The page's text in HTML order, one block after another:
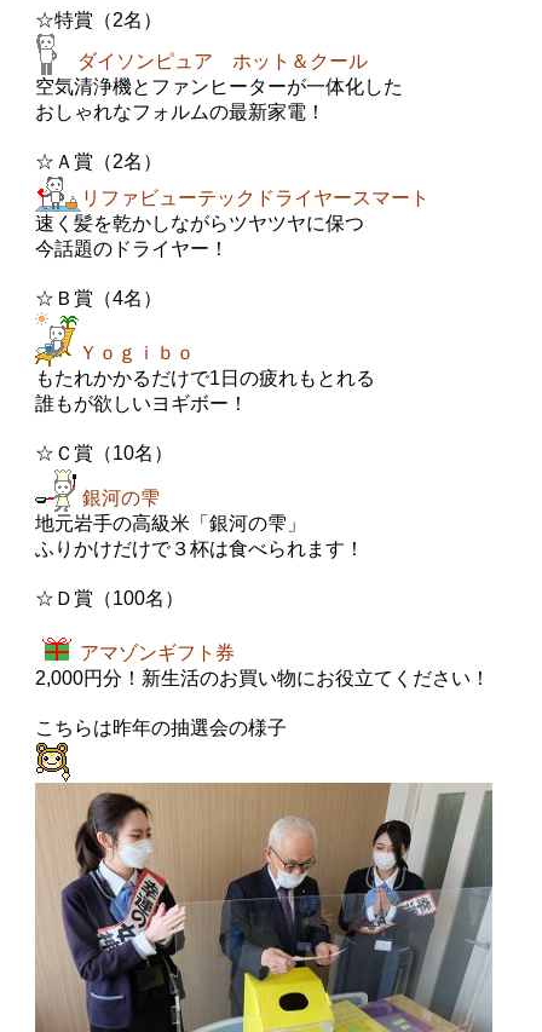
☆特賞（2名）
ダイソンピュア ホット＆クール
空気清浄機とファンヒーターが一体化した
おしゃれなフォルムの最新家電！
☆Ａ賞（2名）
リファビューテックドライヤースマート
速く髪を乾かしながらツヤツヤに保つ
今話題のドライヤー！
☆Ｂ賞（4名）
Ｙｏｇｉｂｏ
もたれかかるだけで1日の疲れもとれる
誰もが欲しいヨギボー！
☆Ｃ賞（10名）
銀河の雫
地元岩手の高級米「銀河の雫」
ふりかけだけで３杯は食べられます！
☆Ｄ賞（100名）
アマゾンギフト券
2,000円分！新生活のお買い物にお役立てください！
こちらは昨年の抽選会の様子